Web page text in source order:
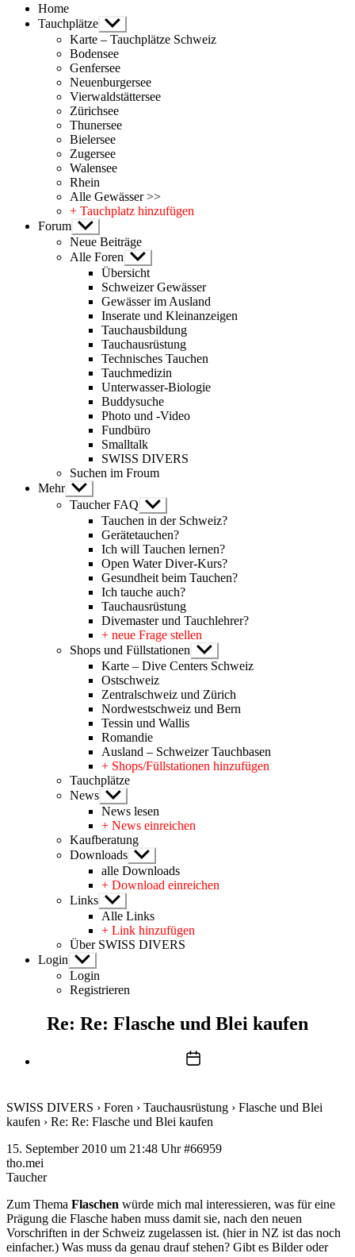
Home
Tauchplätze Untermenü
anzeigen
Karte – Tauchplätze Schweiz
Bodensee
Genfersee
Neuenburgersee
Vierwaldstättersee
Zürichsee
Thunersee
Bielersee
Zugersee
Walensee
Rhein
Alle Gewässer >>
+ Tauchplatz hinzufügen
Forum Untermenü
anzeigen
Neue Beiträge
Alle Foren Untermenü
anzeigen
Übersicht
Schweizer Gewässer
Gewässer im Ausland
Inserate und Kleinanzeigen
Tauchausbildung
Tauchausrüstung
Technisches Tauchen
Tauchmedizin
Unterwasser-Biologie
Buddysuche
Photo und -Video
Fundbüro
Smalltalk
SWISS DIVERS
Suchen im Froum
Mehr Untermenü
anzeigen
Taucher FAQ Untermenü
anzeigen
Tauchen in der Schweiz?
Gerätetauchen?
Ich will Tauchen lernen?
Open Water Diver-Kurs?
Gesundheit beim Tauchen?
Ich tauche auch?
Tauchausrüstung
Divemaster und Tauchlehrer?
+ neue Frage stellen
Shops und Füllstationen Untermenü
anzeigen
Karte – Dive Centers Schweiz
Ostschweiz
Zentralschweiz und Zürich
Nordwestschweiz und Bern
Tessin und Wallis
Romandie
Ausland – Schweizer Tauchbasen
+ Shops/Füllstationen hinzufügen
Tauchplätze
News Untermenü
anzeigen
News lesen
+ News einreichen
Kaufberatung
Downloads Untermenü
anzeigen
alle Downloads
+ Download einreichen
Links Untermenü
anzeigen
Alle Links
+ Link hinzufügen
Über SWISS DIVERS
Login Untermenü
anzeigen
Login
Registrieren
Re: Re: Flasche und Blei kaufen
Beitragsdatum
SWISS DIVERS › Foren › Tauchausrüstung › Flasche und Blei
kaufen › Re: Re: Flasche und Blei kaufen
15. September 2010 um 21:48 Uhr #66959
tho.mei
Taucher
Zum Thema Flaschen würde mich mal interessieren, was für eine
Prägung die Flasche haben muss damit sie, nach den neuen
Vorschriften in der Schweiz zugelassen ist. (hier in NZ ist das noch
einfacher.) Was muss da genau drauf stehen? Gibt es Bilder oder